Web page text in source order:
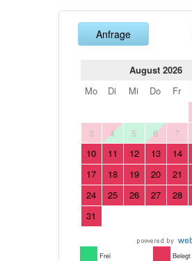
Anfrage
August 2026
Mo
Di Mi Do Fr
3
4 5 6 7
10
11 12 13 14
17
18 19 20 21
24
25 26 27 28
31
Frei
Belegt